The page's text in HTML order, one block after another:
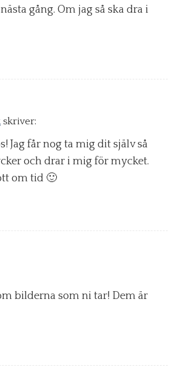
gång. Om jag så ska dra i
skriver:
Jag får nog ta mig dit själv så
och drar i mig för mycket.
om tid 🙂
bilderna som ni tar! Dem är